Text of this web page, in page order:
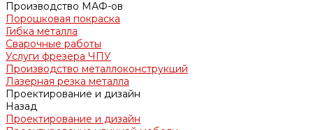
Производство МАФ-ов
Порошковая покраска
Гибка металла
Сварочные работы
Услуги фрезера ЧПУ
Производство металлоконструкций
Лазерная резка металла
Проектирование и дизайн
Назад
Проектирование и дизайн